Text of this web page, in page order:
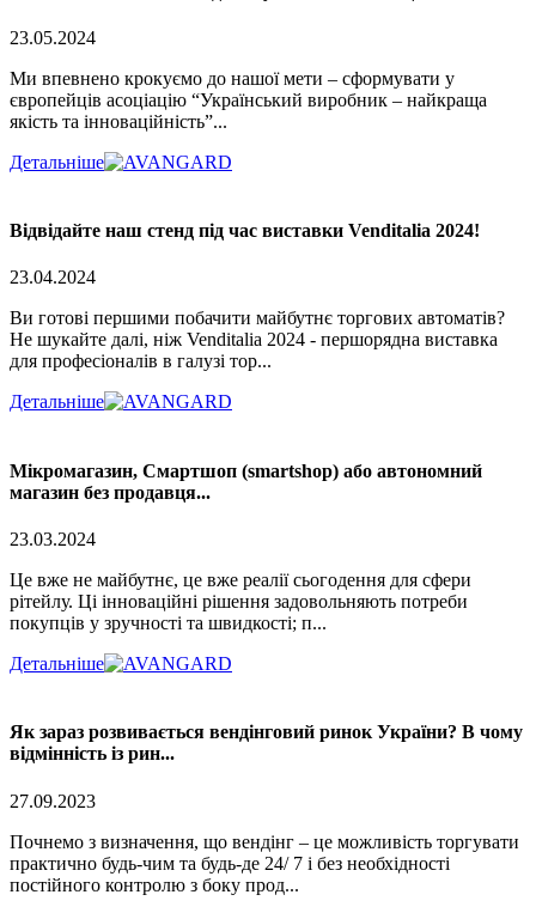
23.05.2024
Ми впевнено крокуємо до нашої мети – сформувати у
європейців асоціацію “Український виробник – найкраща
якість та інноваційність”...
Детальніше
Відвідайте наш стенд під час виставки Venditalia 2024!
23.04.2024
Ви готові першими побачити майбутнє торгових автоматів?
Не шукайте далі, ніж Venditalia 2024 - першорядна виставка
для професіоналів в галузі тор...
Детальніше
Мікромагазин, Смартшоп (smartshop) або автономний
магазин без продавця...
23.03.2024
Це вже не майбутнє, це вже реалії сьогодення для сфери
рітейлу. Ці інноваційні рішення задовольняють потреби
покупців у зручності та швидкості; п...
Детальніше
Як зараз розвивається вендінговий ринок України? В чому
відмінність із рин...
27.09.2023
Почнемо з визначення, що вендінг – це можливість торгувати
практично будь-чим та будь-де 24/ 7 і без необхідності
постійного контролю з боку прод...